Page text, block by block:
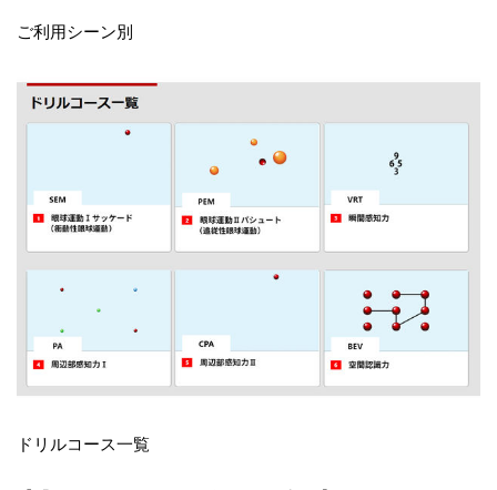
ご利用シーン別
ドリルコース一覧